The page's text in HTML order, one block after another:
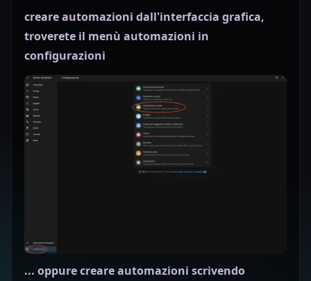
creare automazioni dall'interfaccia grafica,
troverete il menù automazioni in
configurazioni
... oppure creare automazioni scrivendo